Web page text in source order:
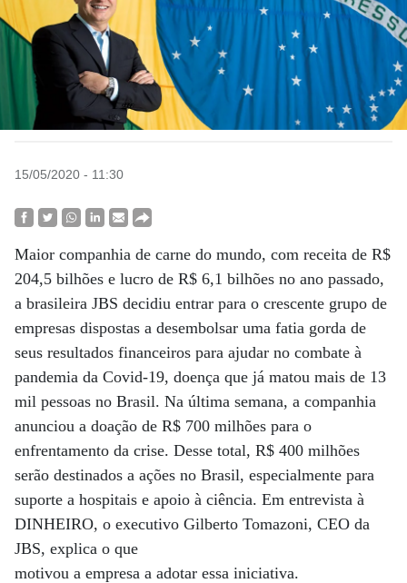
15/05/2020 - 11:30
Maior companhia de carne do mundo, com receita de R$
204,5 bilhões e lucro de R$ 6,1 bilhões no ano passado,
a brasileira JBS decidiu entrar para o crescente grupo de
empresas dispostas a desembolsar uma fatia gorda de
seus resultados financeiros para ajudar no combate à
pandemia da Covid-19, doença que já matou mais de 13
mil pessoas no Brasil. Na última semana, a companhia
anunciou a doação de R$ 700 milhões para o
enfrentamento da crise. Desse total, R$ 400 milhões
serão destinados a ações no Brasil, especialmente para
suporte a hospitais e apoio à ciência. Em entrevista à
DINHEIRO, o executivo Gilberto Tomazoni, CEO da
JBS, explica o que
motivou a empresa a adotar essa iniciativa.